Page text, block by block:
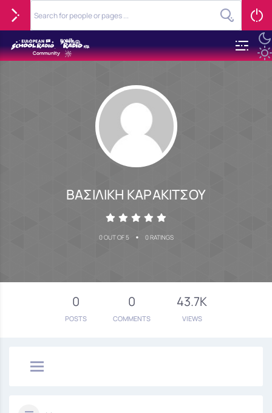
ΒΑΣΙΛΙΚΗ ΚΑΡΑΚΙΤΣΟΥ
0 OUT OF 5 • 0 RATINGS
0
POSTS
0
COMMENTS
43.7K
VIEWS